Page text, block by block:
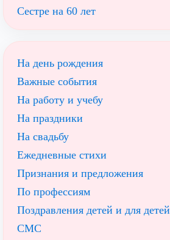
Сестре на 60 лет
На день рождения
Важные события
На работу и учебу
На праздники
На свадьбу
Ежедневные стихи
Признания и предложения
По профессиям
Поздравления детей и для детей
СМС